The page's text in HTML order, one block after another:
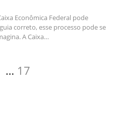
Econômica Federal pode
correto, esse processo pode se
A Caixa…
… Page
17